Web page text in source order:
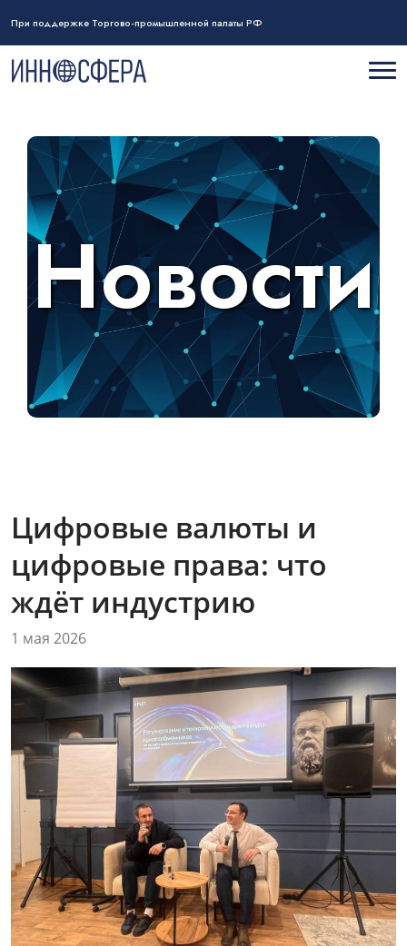
При поддержке Торгово-промышленной палаты РФ
Новости
Цифровые валюты и
цифровые права: что
ждёт индустрию
1 мая 2026